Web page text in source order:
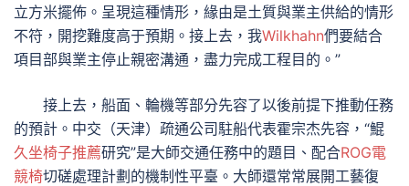
立方米擺佈。呈現這種情形，緣由是土質與業主供給的情形
不符，開挖難度高于預期。接上去，我Wilkhahn們要結合
項目部與業主停止親密溝通，盡力完成工程目的。”
接上去，船面、輪機等部分先容了以後前提下推動任務
的預計。中交（天津）疏通公司駐船代表霍宗杰先容，“鯤
久坐椅子推薦研究”是大師交通任務中的題目、配合ROG電
競椅切磋處理計劃的機制性平臺。大師還常常展開工藝復